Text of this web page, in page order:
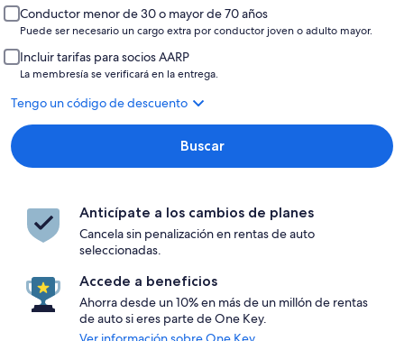
Conductor menor de 30 o mayor de 70 años
Puede ser necesario un cargo extra por conductor joven o adulto mayor.
Incluir tarifas para socios AARP
La membresía se verificará en la entrega.
Tengo un código de descuento
Buscar
Anticípate a los cambios de planes
Cancela sin penalización en rentas de auto
seleccionadas.
Accede a beneficios
Ahorra desde un 10% en más de un millón de rentas
de auto si eres parte de One Key.